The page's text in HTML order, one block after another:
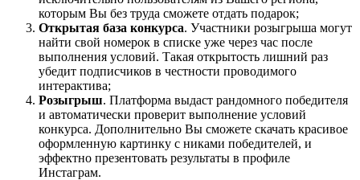
которым Вы без труда сможете отдать подарок;
Открытая база конкурса. Участники розыгрыша могут
найти свой номерок в списке уже через час после
выполнения условий. Такая открытость лишний раз
убедит подписчиков в честности проводимого
интерактива;
Розыгрыш. Платформа выдаст рандомного победителя
и автоматически проверит выполнение условий
конкурса. Дополнительно Вы сможете скачать красивое
оформленную картинку с никами победителей, и
эффектно презентовать результаты в профиле
Инстаграм.